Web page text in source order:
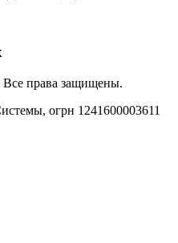
Все права защищены.
огрн 1241600003611